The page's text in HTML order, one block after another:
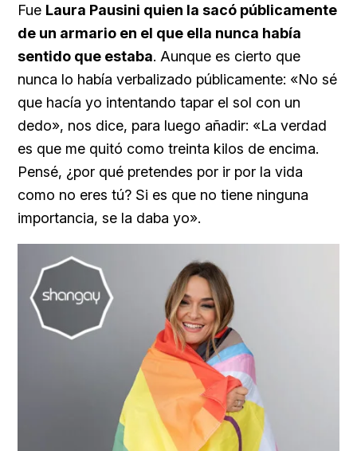
Fue Laura Pausini quien la sacó públicamente
de un armario en el que ella nunca había
sentido que estaba. Aunque es cierto que
nunca lo había verbalizado públicamente: «No sé
que hacía yo intentando tapar el sol con un
dedo», nos dice, para luego añadir: «La verdad
es que me quitó como treinta kilos de encima.
Pensé, ¿por qué pretendes por ir por la vida
como no eres tú? Si es que no tiene ninguna
importancia, se la daba yo».